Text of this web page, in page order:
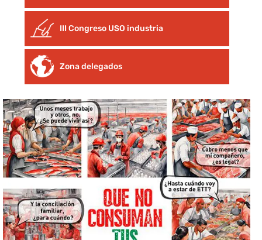
III Congreso USO industria
Zona delegados